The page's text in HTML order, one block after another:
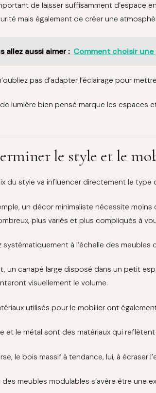
de laisser suffisamment d’espace
mais également de créer une
allez aussi aimer : Comment choisir
pas d’adapter l’éclairage pour
lumière bien pensé marque les espaces
le style et le
du style va influencer directement le type
un décor minimaliste nécessite
plus variés et plus compliqués à
systématiquement à l’échelle des meubles
un canapé large disposé dans un petit
visuellement le volume.
utilisés pour le mobilier ont
et le métal sont des matériaux qui
le bois massif à tendance, lui, à écraser
des meubles modulables s’avère être une